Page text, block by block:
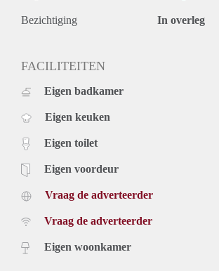
Bezichtiging In overleg
FACILITEITEN
Eigen badkamer
Eigen keuken
Eigen toilet
Eigen voordeur
Vraag de adverteerder
Vraag de adverteerder
Eigen woonkamer